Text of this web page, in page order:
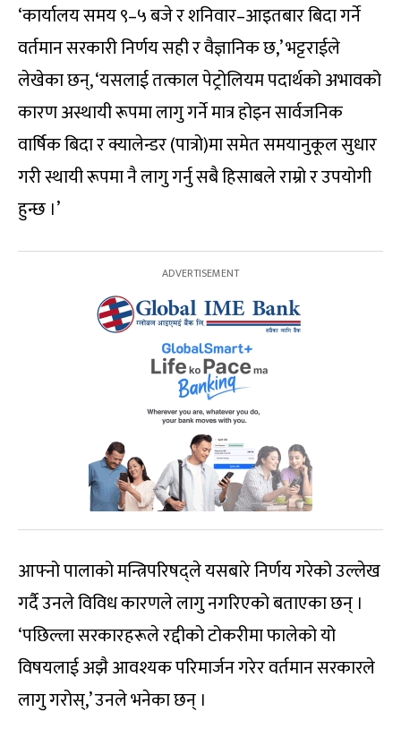
‘कार्यालय समय ९–५ बजे र शनिवार–आइतबार बिदा गर्ने
वर्तमान सरकारी निर्णय सही र वैज्ञानिक छ,’ भट्टराईले
लेखेका छन्, ‘यसलाई तत्काल पेट्रोलियम पदार्थको अभावको
कारण अस्थायी रूपमा लागु गर्ने मात्र होइन सार्वजनिक
वार्षिक बिदा र क्यालेन्डर (पात्रो)मा समेत समयानुकूल सुधार
गरी स्थायी रूपमा नै लागु गर्नु सबै हिसाबले राम्रो र उपयोगी
हुन्छ ।’
आफ्नो पालाको मन्त्रिपरिषद्ले यसबारे निर्णय गरेको उल्लेख
गर्दै उनले विविध कारणले लागु नगरिएको बताएका छन् ।
‘पछिल्ला सरकारहरूले रद्दीको टोकरीमा फालेको यो
विषयलाई अझै आवश्यक परिमार्जन गरेर वर्तमान सरकारले
लागु गरोस्,’ उनले भनेका छन् ।